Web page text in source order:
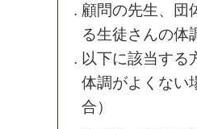
顧問の先生、団
る生徒さんの体
以下に該当する
体調がよくない
合）